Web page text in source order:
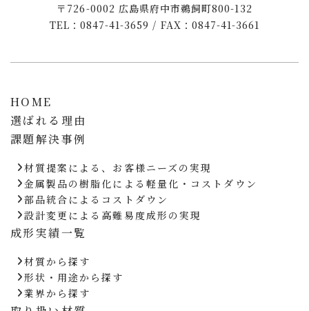
〒726-0002 広島県府中市鵜飼町800-132
TEL：0847-41-3659 / FAX：0847-41-3661
HOME
選ばれる理由
課題解決事例
材質提案による、お客様ニーズの実現
金属製品の樹脂化による軽量化・コストダウン
部品統合によるコストダウン
設計変更による高難易度成形の実現
成形実績一覧
材質から探す
形状・用途から探す
業界から探す